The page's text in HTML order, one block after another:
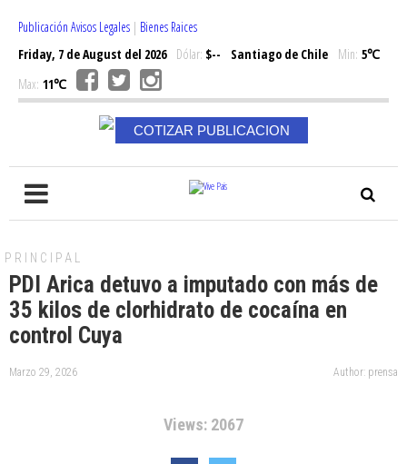
Publicación Avisos Legales | Bienes Raices
Friday, 7 de August del 2026Dólar: $-- Santiago de Chile Min: 5℃
Max: 11℃
COTIZAR PUBLICACION
PRINCIPAL
PDI Arica detuvo a imputado con más de
35 kilos de clorhidrato de cocaína en
control Cuya
Marzo 29, 2026 Author: prensa
Views: 2067